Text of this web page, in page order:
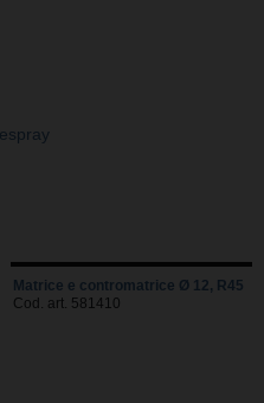
Matrice e contromatrice Ø 12, R45
Cod. art. 581410